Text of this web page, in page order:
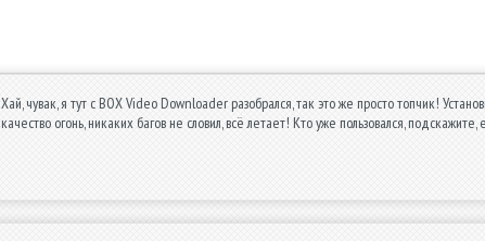
Хай, чувак, я тут с BOX Video Downloader разобрался, так это же просто топчик!
качество огонь, никаких багов не словил, всё летает! Кто уже пользовался,